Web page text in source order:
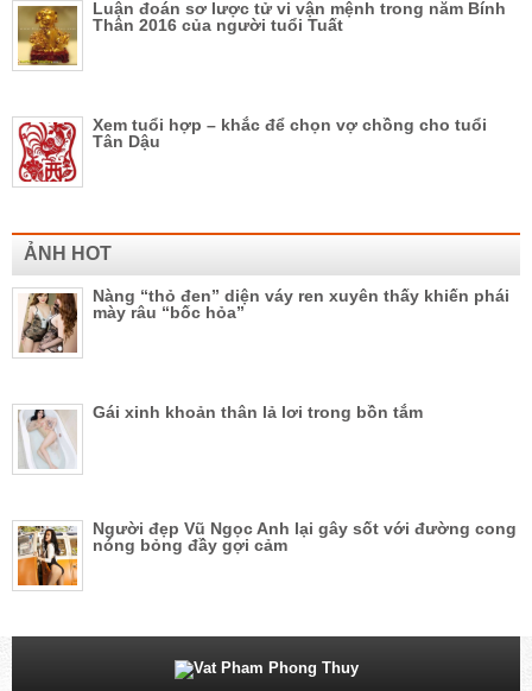
Luận đoán sơ lược tử vi vận mệnh trong năm Bính
Thân 2016 của người tuổi Tuất
Xem tuổi hợp – khắc để chọn vợ chồng cho tuổi
Tân Dậu
ẢNH HOT
Nàng “thỏ đen” diện váy ren xuyên thấy khiến phái
mày râu “bốc hỏa”
Gái xinh khoản thân lả lơi trong bồn tắm
Người đẹp Vũ Ngọc Anh lại gây sốt với đường cong
nóng bỏng đầy gợi cảm